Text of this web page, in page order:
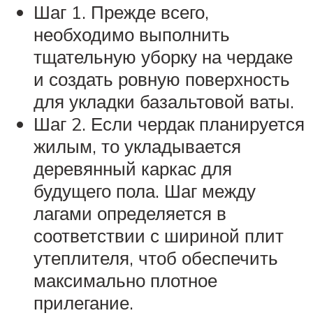
Шаг 1. Прежде всего,
необходимо выполнить
тщательную уборку на чердаке
и создать ровную поверхность
для укладки базальтовой ваты.
Шаг 2. Если чердак планируется
жилым, то укладывается
деревянный каркас для
будущего пола. Шаг между
лагами определяется в
соответствии с шириной плит
утеплителя, чтоб обеспечить
максимально плотное
прилегание.